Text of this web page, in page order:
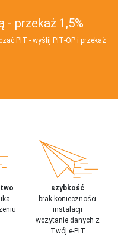
przekaż 1,5%
PIT - wyślij PIT‑OP i przekaż
szybkość
brak konieczności
instalacji
wczytanie danych z
Twój e-PIT